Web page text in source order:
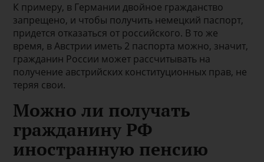
К примеру, в Германии двойное гражданство
запрещено, и чтобы получить немецкий паспорт,
придется отказаться от российского. В то же
время, в Австрии иметь 2 паспорта можно, значит,
гражданин России может рассчитывать на
получение австрийских конституционных прав, не
теряя свои.
Можно ли получать
гражданину РФ
иностранную пенсию